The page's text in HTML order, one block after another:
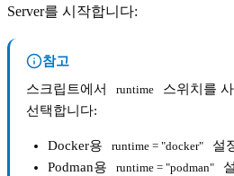
Server를 시작합니다:
참고
스크립트에서
runtime
스위치를
선택합니다:
Docker용 runtime = "docker"
설
Podman용
runtime = "podman"